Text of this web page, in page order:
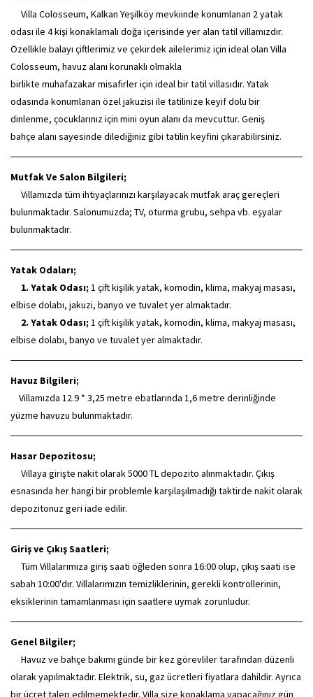
Villa Colosseum, Kalkan Yeşilköy mevkiinde konumlanan 2 yatak
odası ile 4 kişi konaklamalı doğa içerisinde yer alan tatil villamızdır.
Özellikle balayı çiftlerimiz ve çekirdek ailelerimiz için ideal olan Villa
Colosseum, havuz alanı korunaklı olmakla
birlikte muhafazakar misafirler için ideal bir tatil villasıdır. Yatak
odasında konumlanan özel jakuzisi ile tatilinize keyif dolu bir
dinlenme, çocuklarınız için mini oyun alanı da mevcuttur. Geniş
bahçe alanı sayesinde dilediğiniz gibi tatilin keyfini çıkarabilirsiniz.
Mutfak Ve Salon Bilgileri;
Villamızda tüm ihtiyaçlarınızı karşılayacak mutfak araç gereçleri
bulunmaktadır. Salonumuzda; TV, oturma grubu, sehpa vb. eşyalar
bulunmaktadır.
Yatak Odaları;
1. Yatak Odası; 1 çift kişilik yatak, komodin, klima, makyaj masası,
elbise dolabı, jakuzi, banyo ve tuvalet yer almaktadır.
2. Yatak Odası; 1 çift kişilik yatak, komodin, klima, makyaj masası,
elbise dolabı, banyo ve tuvalet yer almaktadır.
Havuz Bilgileri;
Villamızda 12.9 * 3,25 metre ebatlarında 1,6 metre derinliğinde
yüzme havuzu bulunmaktadır.
Hasar Depozitosu;
Villaya girişte nakit olarak 5000 TL depozito alınmaktadır. Çıkış
esnasında her hangi bir problemle karşılaşılmadığı taktirde nakit olarak
depozitonuz geri iade edilir.
Giriş ve Çıkış Saatleri;
Tüm Villalarımıza giriş saati öğleden sonra 16:00 olup, çıkış saati ise
sabah 10:00'dır. Villalarımızın temizliklerinin, gerekli kontrollerinin,
eksiklerinin tamamlanması için saatlere uymak zorunludur.
Genel Bilgiler;
Havuz ve bahçe bakımı günde bir kez görevliler tarafından düzenli
olarak yapılmaktadır. Elektrik, su, gaz ücretleri fiyatlara dahildir. Ayrıca
bir ücret talep edilmemektedir. Villa size konaklama yapacağınız gün